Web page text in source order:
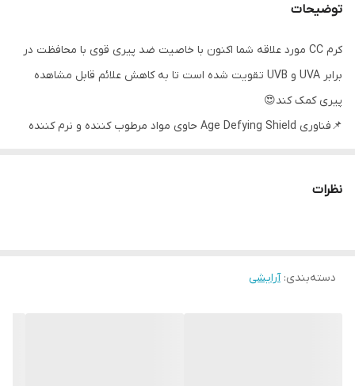
توضیحات
کرم CC مورد علاقه شما اکنون با خاصیت ضد پیری قوی با محافظت در
برابر UVA و UVB تقویت شده است تا به کاهش علائم قابل مشاهده
پیری کمک کند😍
📌فناوری Age Defying Shield حاوی مواد مرطوب کننده و نرم کننده
خورشید کمک می کند🥳
📌عیوب پوست کمتر قابل دیده می‌شود.
نظرات
دسته‌بندی:آرایشی